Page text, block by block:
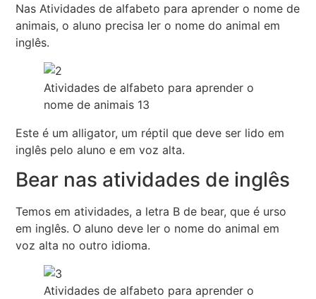
Nas Atividades de alfabeto para aprender o nome de
animais, o aluno precisa ler o nome do animal em
inglês.
Atividades de alfabeto para aprender o
nome de animais 13
Este é um alligator, um réptil que deve ser lido em
inglês pelo aluno e em voz alta.
Bear nas atividades de inglês
Temos em atividades, a letra B de bear, que é urso
em inglês. O aluno deve ler o nome do animal em
voz alta no outro idioma.
Atividades de alfabeto para aprender o